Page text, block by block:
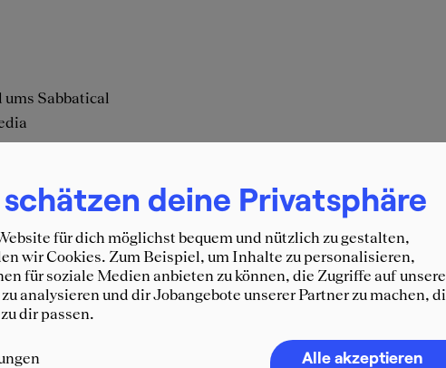
Sabbatical
für Familie, Senioren, Frauen und Jugend klärt auf über
deine Privatsphäre
für dich möglichst bequem und nützlich zu gestalten,
wir Cookies. Zum Beispiel, um Inhalte zu personalisieren,
für soziale Medien anbieten zu können, die Zugriffe auf unsere
analysieren und dir Jobangebote unserer Partner zu machen,
dir passen.
Alle akzeptieren